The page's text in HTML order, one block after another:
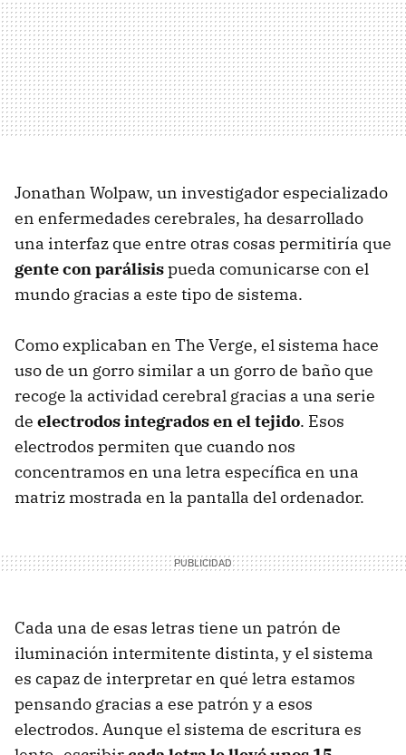
Jonathan Wolpaw, un investigador especializado
en enfermedades cerebrales, ha desarrollado
una interfaz que entre otras cosas permitiría que
gente con parálisispueda comunicarse con el
mundo gracias a este tipo de sistema.
Como explicaban en The Verge, el sistema hace
uso de un gorro similar a un gorro de baño que
recoge la actividad cerebral gracias a una serie
de electrodos integrados en el tejido. Esos
electrodos permiten que cuando nos
concentramos en una letra específica en una
matriz mostrada en la pantalla del ordenador.
Cada una de esas letras tiene un patrón de
iluminación intermitente distinta, y el sistema
es capaz de interpretar en qué letra estamos
pensando gracias a ese patrón y a esos
electrodos. Aunque el sistema de escritura es